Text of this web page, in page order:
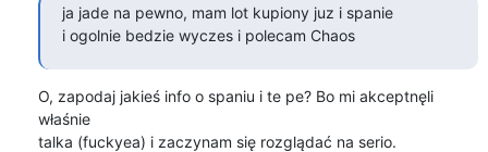
ja jade na pewno, mam lot kupiony juz i spanie
i ogolnie bedzie wyczes i polecam Chaos
O, zapodaj jakieś info o spaniu i te pe? Bo mi akceptnęli
właśnie
talka (fuckyea) i zaczynam się rozglądać na serio.